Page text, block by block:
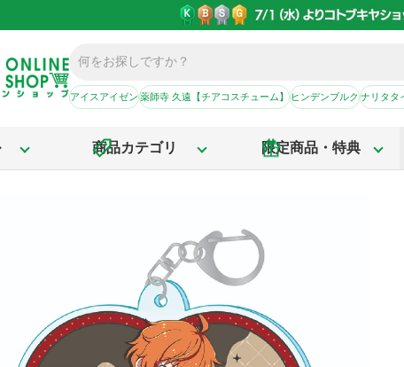
アイスアイゼン薬師寺 久遠【チアコスチューム】ヒンデンブルクナリタタ
商品カテゴリ 限定商品・特典